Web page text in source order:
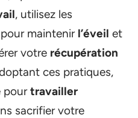
, utilisez les
pour maintenir l’éveil et
votre récupération
ces pratiques,
pourtravailler
sacrifier votre